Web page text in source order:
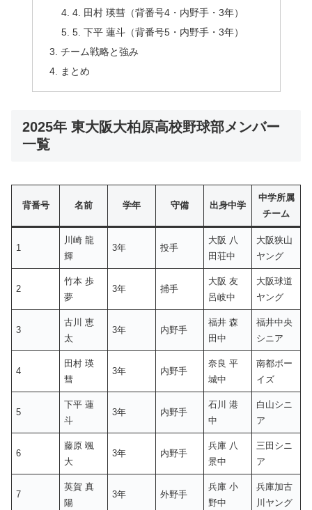
4. 田村 瑛彗（背番号4・内野手・3年）
5. 下平 蓮斗（背番号5・内野手・3年）
チーム戦略と強み
まとめ
2025年 東大阪大柏原高校野球部メンバー
一覧
背番号 名前 学年 守備 出身中学
中学所属
チーム
1
川崎 龍
輝
3年 投手
大阪 八
田荘中
大阪狭山
ヤング
2
竹本 歩
夢
3年 捕手
大阪 友
呂岐中
大阪球道
ヤング
3
古川 恵
太
3年 内野手
福井 森
田中
福井中央
シニア
4
田村 瑛
彗
3年 内野手
奈良 平
城中
南都ボー
イズ
5
下平 蓮
斗
3年 内野手
石川 港
中
白山シニ
ア
6
藤原 颯
大
3年 内野手
兵庫 八
景中
三田シニ
ア
7
英賀 真
陽
3年 外野手
兵庫 小
野中
兵庫加古
川ヤング